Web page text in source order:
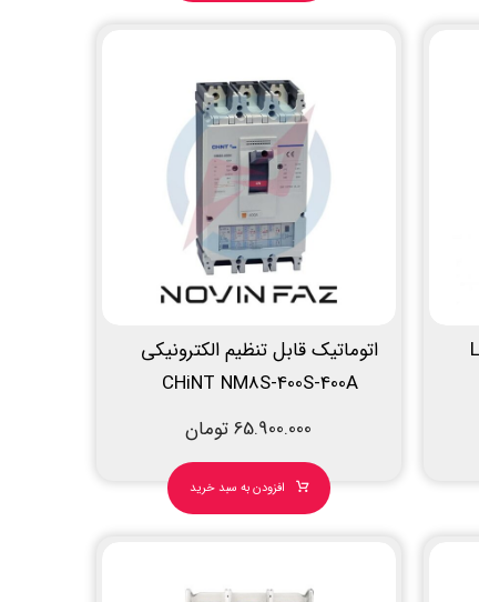
اتوماتیک قابل تنظیم الکترونیکی
CHiNT NM8S-400S-400A
65.900.000تومان
افزودن به سبد خرید